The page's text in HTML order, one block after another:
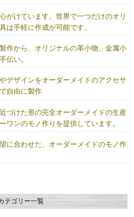
がけています。世界で一つだけのオリ
は手軽に作成が可能です。
作から、オリジナルの革小物、金属小
伝い。
デザインをオーダーメイドのアクセサ
自由に製作
づけた形の完全オーダーメイドの生産
ワンのモノ作りを提供しています。
に合わせた、オーダーメイドのモノ作
テゴリー一覧